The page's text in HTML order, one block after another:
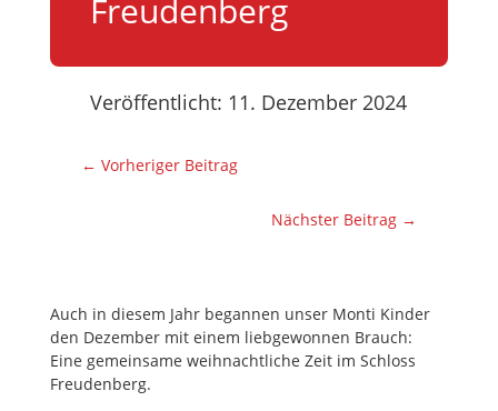
Freudenberg
Veröffentlicht: 11. Dezember 2024
← Vorheriger Beitrag
Nächster Beitrag →
Auch in diesem Jahr begannen unser Monti Kinder
den Dezember mit einem liebgewonnen Brauch:
Eine gemeinsame weihnachtliche Zeit im Schloss
Freudenberg.